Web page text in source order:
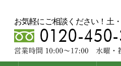
お気軽にご相談ください！土